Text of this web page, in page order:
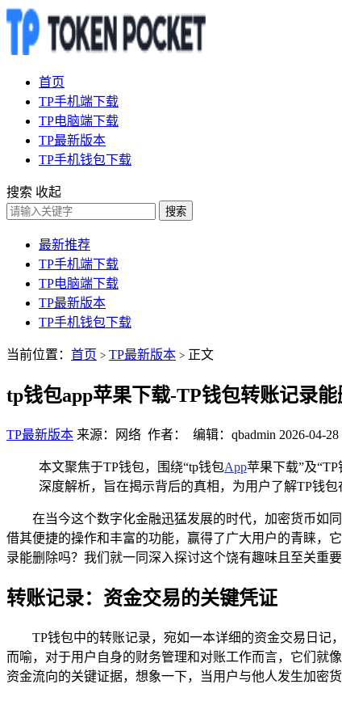
首页
TP手机端下载
TP电脑端下载
TP最新版本
TP手机钱包下载
搜索 收起
搜索
最新推荐
TP手机端下载
TP电脑端下载
TP最新版本
TP手机钱包下载
当前位置： 首页 > TP最新版本 > 正文
tp钱包app苹果下载-TP钱包转账记录
TP最新版本 来源：网络 作者： 编辑：qbadmin 2026-04-
本文聚焦于TP钱包，围绕“tp钱包App苹果下载”及
深度解析，旨在揭示背后的真相，为用户了解TP钱
在当今这个数字化金融迅猛发展的时代，加密货币如
借其便捷的操作和丰富的功能，赢得了广大用户的青睐，
录能删除吗？我们就一同深入探讨这个饶有趣味且至关重要
转账记录：资金交易的关键凭证
TP钱包中的转账记录，宛如一本详细的资金交易日记
而喻，对于用户自身的财务管理和对账工作而言，它们就
资金流向的关键证据，想象一下，当用户与他人发生加密